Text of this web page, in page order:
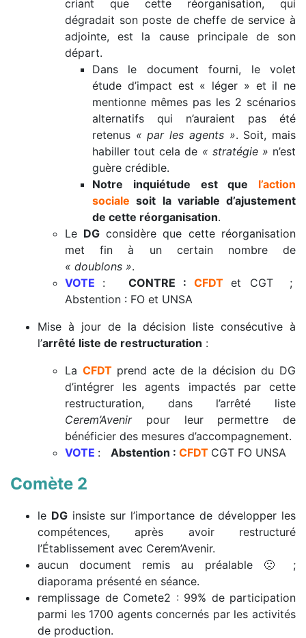
criant que cette réorganisation, qui
dégradait son poste de cheffe de service à
adjointe, est la cause principale de son
départ.
Dans le document fourni, le volet
étude d’impact est « léger » et il ne
mentionne mêmes pas les 2 scénarios
alternatifs qui n’auraient pas été
retenus « par les agents ». Soit, mais
habiller tout cela de « stratégie » n’est
guère crédible.
Notre inquiétude est que l’action
sociale soit la variable d’ajustement
de cette réorganisation.
Le DG considère que cette réorganisation
met fin à un certain nombre de
« doublons ».
VOTE : CONTRE :CFDTet CGT ;
Abstention : FO et UNSA
Mise à jour de la décision liste consécutive à
l’arrêté liste de restructuration :
La CFDT prend acte de la décision du DG
d’intégrer les agents impactés par cette
restructuration, dans l’arrêté liste
Cerem’Avenirpour leur permettre de
bénéficier des mesures d’accompagnement.
VOTE : Abstention : CFDT CGT FO UNSA
Comète 2
le DG insiste sur l’importance de développer les
compétences, après avoir restructuré
l’Établissement avec Cerem’Avenir.
aucun document remis au préalable 🙁
;
diaporama présenté en séance.
remplissage de Comete2 : 99% de participation
parmi les 1700 agents concernés par les activités
de production.